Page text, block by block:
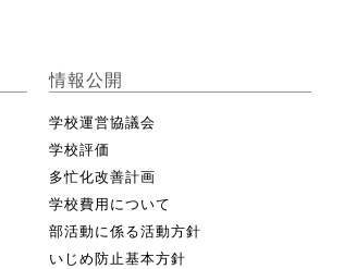
情報公開
学校運営協議会
学校評価
多忙化改善計画
学校費用について
部活動に係る活動方針
いじめ防止基本方針